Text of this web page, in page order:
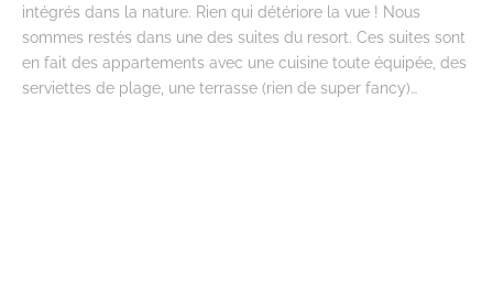
intégrés dans la nature. Rien qui détériore la vue ! Nous
sommes restés dans une des suites du resort. Ces suites sont
en fait des appartements avec une cuisine toute équipée, des
serviettes de plage, une terrasse (rien de super fancy)…